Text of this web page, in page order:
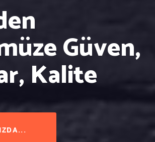
Güven,
Kalite